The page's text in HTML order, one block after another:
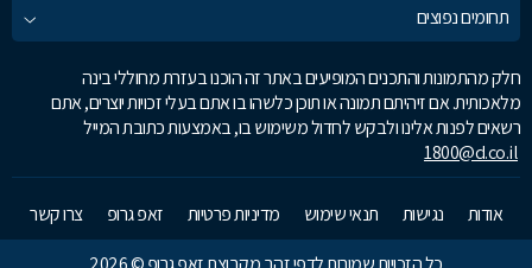
תחומים נפוצים
חלק מהתמונות והתכנים המופיעים באתר זה הוכנו בעזרת מחוללי בינה
מלאכותית. אם זיהיתם תמונה או תוכן כלשהו בו אתם בעלי זכויות יוצרים, אתם
רשאים לפנות אלינו ולבקש לחדול משימוש בו, באמצעות כתובת המייל
1800@d.co.il
אודות נגישות תנאי שימוש מדיניות פרטיות זאפ גרופ
צרו קשר